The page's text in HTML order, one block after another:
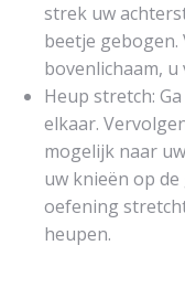
strek uw
beetje
bovenlichaam,
Heup stretch:
elkaar.
mogelijk naar
uw knieën op
oefening
heupen.